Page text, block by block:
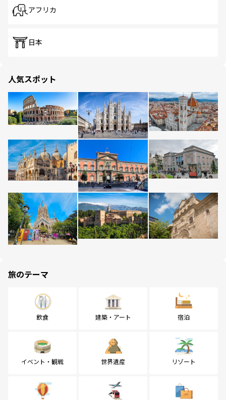
アフリカ
日本
人気スポット
旅のテーマ
飲食 建築・アート 宿泊
イベント・観戦 世界遺産 リゾート